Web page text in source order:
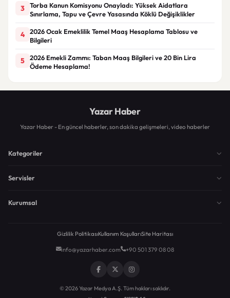
3
Torba Kanun Komisyonu Onayladı: Yüksek Aidatlara
Sınırlama, Tapu ve Çevre Yasasında Köklü Değişiklikler
4
2026 Ocak Emeklilik Temel Maaş Hesaplama Tablosu ve
Bilgileri
5
2026 Emekli Zammı: Taban Maaş Bilgileri ve 20 Bin Lira
Ödeme Hesaplama!
Yazar Haber
Yazar Haber - En güncel haberler, son dakika gelişmeleri, video haberler
Kategoriler
Servisler
Kurumsal
Gizlilik PolitikasıKullanım KoşullarıSite Haritası
info@yazarhaber.com +90 501 379 08 08
© 2026 Yazar Medya A.Ş. Tüm hakları saklıdır.